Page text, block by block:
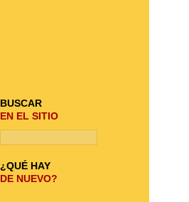
BUSCAR
EN EL SITIO
¿QUÉ HAY
DE NUEVO?